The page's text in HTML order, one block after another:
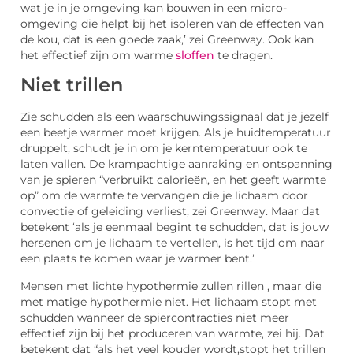
wat je in je omgeving kan bouwen in een micro-
omgeving die helpt bij het isoleren van de effecten van
de kou, dat is een goede zaak,’ zei Greenway. Ook kan
het effectief zijn om warme sloffen te dragen.
Niet trillen
Zie schudden als een waarschuwingssignaal dat je jezelf
een beetje warmer moet krijgen. Als je huidtemperatuur
druppelt, schudt je in om je kerntemperatuur ook te
laten vallen. De krampachtige aanraking en ontspanning
van je spieren “verbruikt calorieën, en het geeft warmte
op” om de warmte te vervangen die je lichaam door
convectie of geleiding verliest, zei Greenway. Maar dat
betekent ‘als je eenmaal begint te schudden, dat is jouw
hersenen om je lichaam te vertellen, is het tijd om naar
een plaats te komen waar je warmer bent.’
Mensen met lichte hypothermie zullen rillen , maar die
met matige hypothermie niet. Het lichaam stopt met
schudden wanneer de spiercontracties niet meer
effectief zijn bij het produceren van warmte, zei hij. Dat
betekent dat “als het veel kouder wordt,stopt het trillen